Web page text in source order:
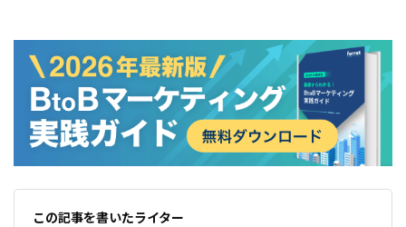
この記事を書いたライター